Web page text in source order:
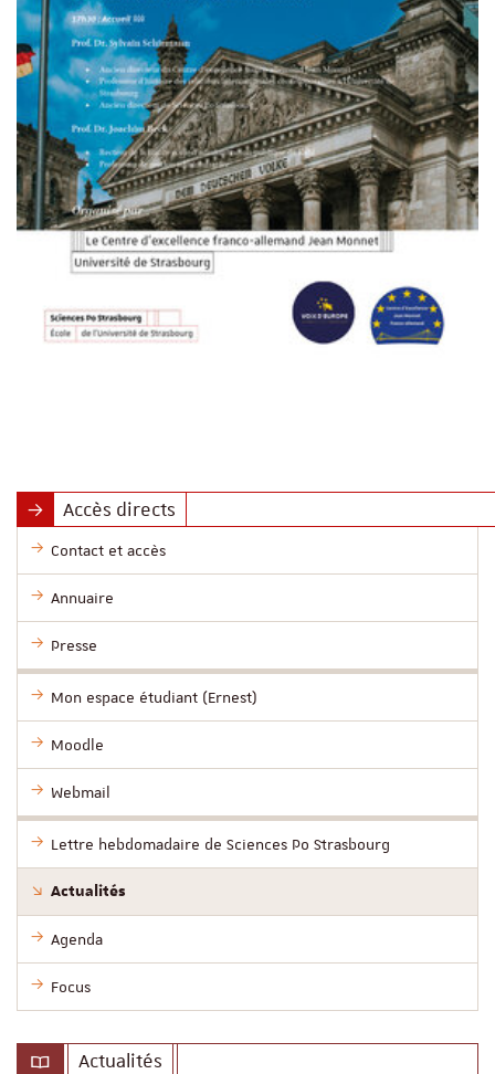
Accès directs
Contact et accès
Annuaire
Presse
Mon espace étudiant (Ernest)
Moodle
Webmail
Lettre hebdomadaire de Sciences Po Strasbourg
Actualités
Agenda
Focus
Actualités